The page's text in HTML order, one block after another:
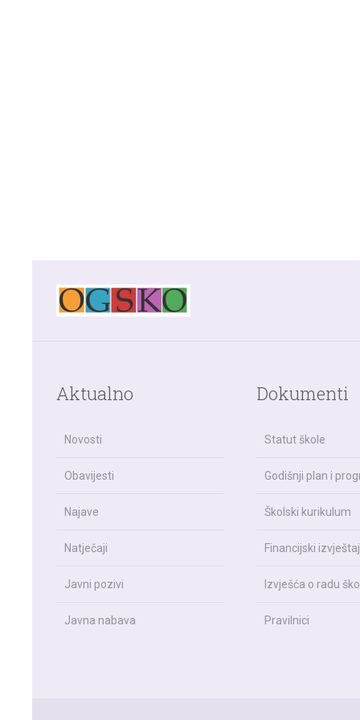
Aktualno
Novosti
Obavijesti
Najave
Natječaji
Javni pozivi
Javna nabava
Dokumenti
Statut škole
Godišnji plan i
Školski kurikulum
Financijski
Izvješća o radu
Pravilnici